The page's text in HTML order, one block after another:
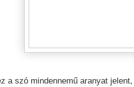
a szó mindennemű aranyat